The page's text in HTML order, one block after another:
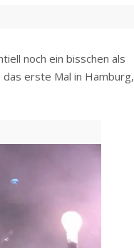
noch ein bisschen als
erste Mal in Hamburg,